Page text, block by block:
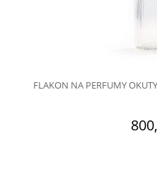
FLAKON NA PERFUMY